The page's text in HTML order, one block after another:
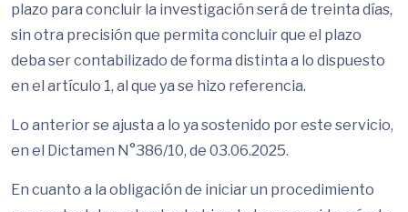
plazo para concluir la investigación será de treinta días,
sin otra precisión que permita concluir que el plazo
deba ser contabilizado de forma distinta a lo dispuesto
en el artículo 1, al que ya se hizo referencia.
Lo anterior se ajusta a lo ya sostenido por este servicio,
en el Dictamen N°386/10, de 03.06.2025.
En cuanto a la obligación de iniciar un procedimiento